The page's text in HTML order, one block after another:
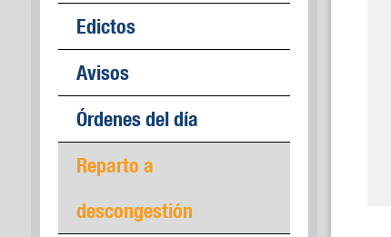
Edictos
Avisos
Órdenes del día
Reparto a
descongestión